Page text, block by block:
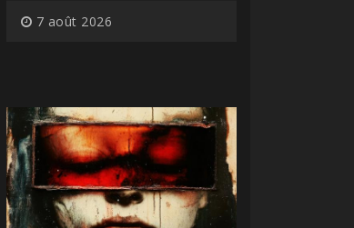
7 août 2026